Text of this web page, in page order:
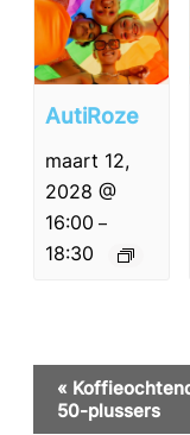
AutiRoze
maart 12,
2028 @
16:00 –
18:30
Evenement
Navigatie
«
50-plussers